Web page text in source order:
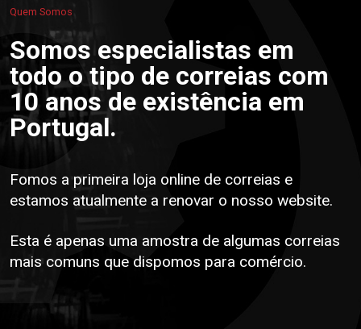
Quem Somos
Somos especialistas em
todo o tipo de correias com
10 anos de existência em
Portugal.
Fomos a primeira loja online de correias e
estamos atualmente a renovar o nosso website.
Esta é apenas uma amostra de algumas correias
mais comuns que dispomos para comércio.